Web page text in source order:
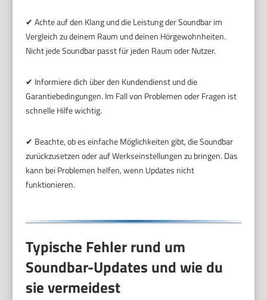
✔ Achte auf den Klang und die Leistung der Soundbar im
Vergleich zu deinem Raum und deinen Hörgewohnheiten.
Nicht jede Soundbar passt für jeden Raum oder Nutzer.
✔ Informiere dich über den Kundendienst und die
Garantiebedingungen. Im Fall von Problemen oder Fragen ist
schnelle Hilfe wichtig.
✔ Beachte, ob es einfache Möglichkeiten gibt, die Soundbar
zurückzusetzen oder auf Werkseinstellungen zu bringen. Das
kann bei Problemen helfen, wenn Updates nicht
funktionieren.
Typische Fehler rund um
Soundbar-Updates und wie du
sie vermeidest